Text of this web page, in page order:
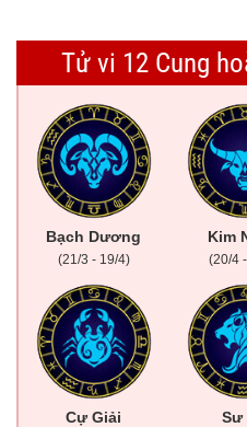
Tử vi 12 Cung
Bạch Dương
(21/3 - 19/4)
Kim
(20/4
Cự Giải Sư